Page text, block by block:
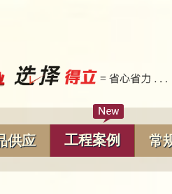
供应 工程案例 常